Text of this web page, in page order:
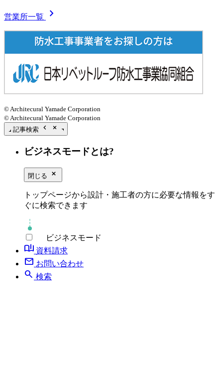
営業所一覧 chevron_right
© Architecural Yamade Corporation
© Architecural Yamade Corporation
記事検索 chevron_left close_small
ビジネスモードとは?
閉じる close_small
トップページから設計・施工者の方に必要な情報をす
ぐに検索できます
ビジネスモード
book_ribbon 資料請求
mail お問い合わせ
search 検索